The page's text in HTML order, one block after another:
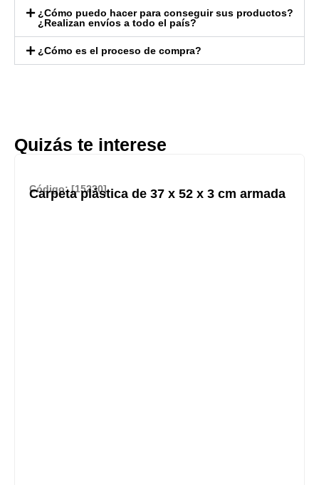
¿Cómo puedo hacer para conseguir sus productos?
¿Realizan envíos a todo el país?
¿Cómo es el proceso de compra?
Quizás te interese
Código: [15230]
Carpeta plástica de 37 x 52 x 3 cm armada